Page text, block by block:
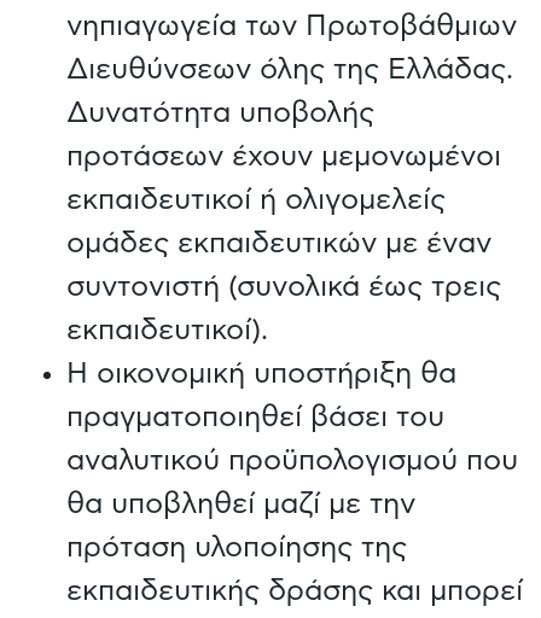
νηπιαγωγεία των Πρωτοβάθμιων
Διευθύνσεων όλης της Ελλάδας.
Δυνατότητα υποβολής
προτάσεων έχουν μεμονωμένοι
εκπαιδευτικοί ή ολιγομελείς
ομάδες εκπαιδευτικών με έναν
συντονιστή (συνολικά έως τρεις
εκπαιδευτικοί).
Η οικονομική υποστήριξη θα
πραγματοποιηθεί βάσει του
αναλυτικού προϋπολογισμού που
θα υποβληθεί μαζί με την
πρόταση υλοποίησης της
εκπαιδευτικής δράσης και μπορεί